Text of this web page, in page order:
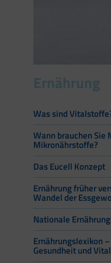
Ernährung
Was sind
Wann brauchen Sie
Mikronährstoffe?
Das Eucell Konzept
Ernährung früher
Wandel der
Nationale
Ernährungslexikon
Gesundheit und